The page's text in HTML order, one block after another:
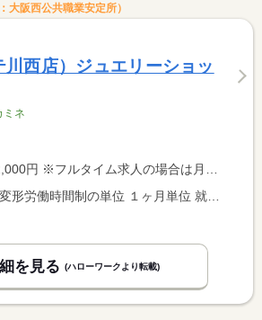
大阪西公共職業安定所）
川西店）ジュエリーショッ
ネ
人の場合は月額（換算額）、パート求人の場合は時間額を表示しています。
を見る (ハローワークより転載)